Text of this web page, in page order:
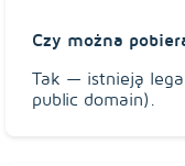
Czy można
Tak — istnieją
public domain).